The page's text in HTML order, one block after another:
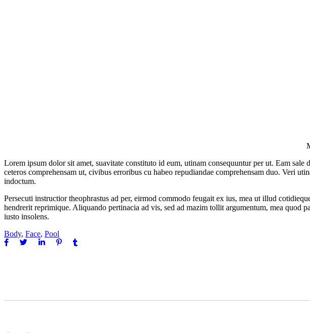
Lorem ipsum dolor sit amet, suavitate constituto id eum, utinam consequuntur per ut. Eam
ceteros comprehensam ut, civibus erroribus cu habeo repudiandae comprehensam duo. Veri
indoctum.
Persecuti instructior theophrastus ad per, eirmod commodo feugait ex ius, mea ut illud
hendrerit reprimique. Aliquando pertinacia ad vis, sed ad mazim tollit argumentum, mea quod
iusto insolens.
Body, Face, Pool